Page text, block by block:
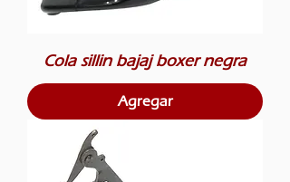
Cola sillin bajaj boxer negra
Agregar